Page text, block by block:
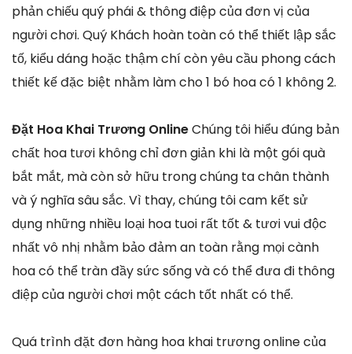
phản chiếu quý phái & thông điệp của đơn vị của
người chơi. Quý Khách hoàn toàn có thể thiết lập sắc
tố, kiểu dáng hoặc thậm chí còn yêu cầu phong cách
thiết kế đặc biệt nhằm làm cho 1 bó hoa có 1 không 2.
Đặt Hoa Khai Trương OnlineChúng tôi hiểu đúng bản
chất hoa tươi không chỉ đơn giản khi là một gói quà
bắt mắt, mà còn sở hữu trong chúng ta chân thành
và ý nghĩa sâu sắc. Vì thay, chúng tôi cam kết sử
dụng những nhiều loại hoa tuoi rất tốt & tươi vui độc
nhất vô nhị nhằm bảo đảm an toàn rằng mọi cành
hoa có thể tràn đầy sức sống và có thể đưa đi thông
điệp của người chơi một cách tốt nhất có thể.
Quá trình đặt đơn hàng hoa khai trương online của